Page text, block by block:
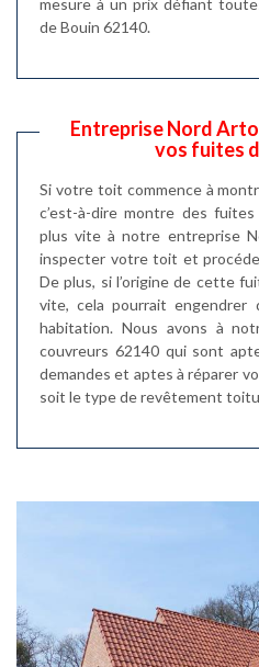
de Bouin 62140.
Entreprise Nord
vos fuites
Si votre toit commence à
c’est-à-dire montre des
plus vite à notre entreprise
inspecter votre toit et
De plus, si l’origine de cette
vite, cela pourrait
habitation. Nous avons à
couvreurs 62140 qui sont
demandes et aptes à réparer
soit le type de revêtement